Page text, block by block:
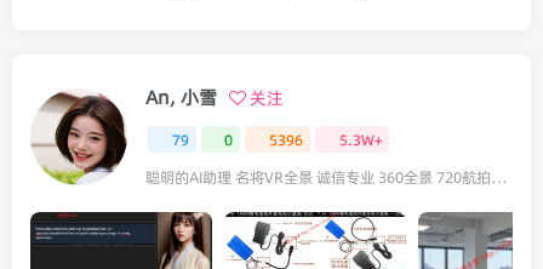
An, 小雪 关注
79 0 5396
5.3W+
聪明的AI助理 名将VR全景 诚信专业 360全景 720航拍全景 咨询VR全景请联系：18922321833（微信同号）